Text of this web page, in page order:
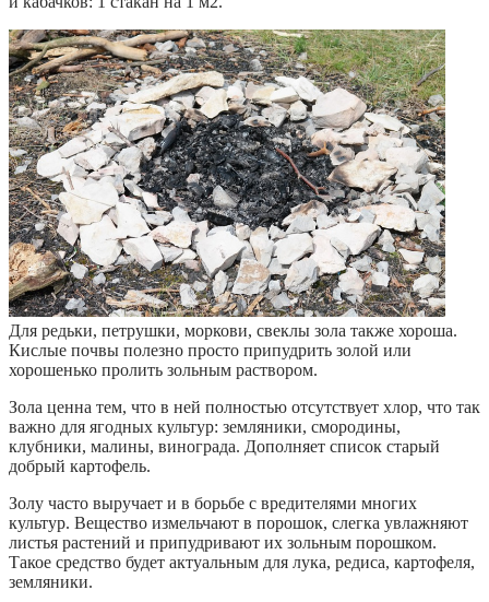
Для редьки, петрушки, моркови, свеклы зола также хороша.
Кислые почвы полезно просто припудрить золой или
хорошенько пролить зольным раствором.
Зола ценна тем, что в ней полностью отсутствует хлор, что так
важно для ягодных культур: земляники, смородины,
клубники, малины, винограда. Дополняет список старый
добрый картофель.
Золу часто выручает и в борьбе с вредителями многих
культур. Вещество измельчают в порошок, слегка увлажняют
листья растений и припудривают их зольным порошком.
Такое средство будет актуальным для лука, редиса, картофеля,
земляники.